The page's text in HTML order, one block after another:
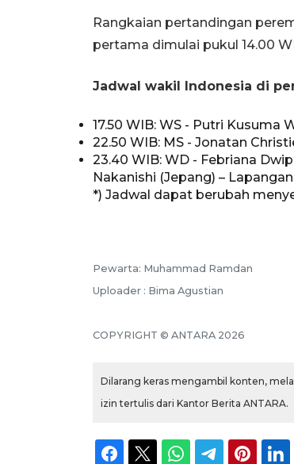
Rangkaian pertandingan
pertama dimulai pukul 14.00
Jadwal wakil Indonesia di
17.50 WIB: WS - Putri Kusuma
22.50 WIB: MS - Jonatan
23.40 WIB: WD - Febriana
Nakanishi (Jepang) –
*) Jadwal dapat berubah
Pewarta: Muhammad Ramdan
Uploader : Bima Agustian
COPYRIGHT © ANTARA 2026
Dilarang keras mengambil konten,
izin tertulis dari Kantor Berita ANTARA.